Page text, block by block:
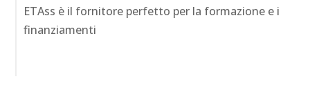
ETAss è il fornitore perfetto per la formazione e i
finanziamenti